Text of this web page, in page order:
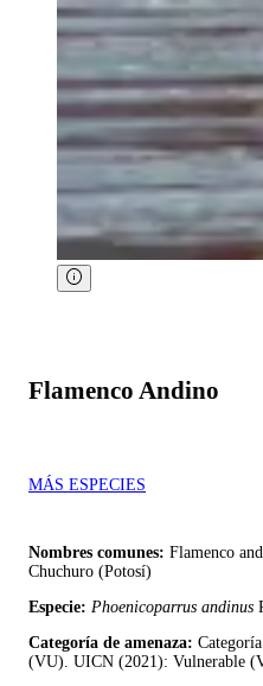
Flamenco Andino
MÁS ESPECIES
Nombres comunes: Flamenco
Chuchuro (Potosí)
Especie: Phoenicoparrus andinus
Categoría de amenaza:
(VU). UICN (2021): Vulnerable